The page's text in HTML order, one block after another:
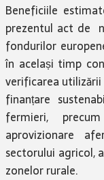
Beneficiile
prezentul act de
fondurilor
în același timp
verificarea utilizării
finanțare
fermieri,
aprovizionare
sectorului agricol,
zonelor rurale.